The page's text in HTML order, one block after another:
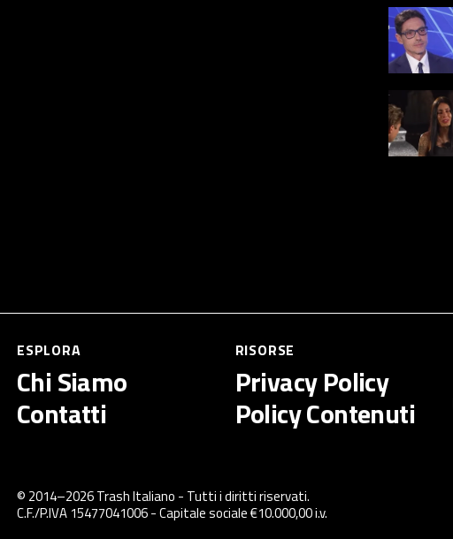
ESPLORA
Chi Siamo
Contatti
RISORSE
Privacy Policy
Policy Contenuti
© 2014–2026Trash Italiano - Tutti i diritti riservati.
C.F./P.IVA 15477041006 - Capitale sociale €10.000,00 i.v.